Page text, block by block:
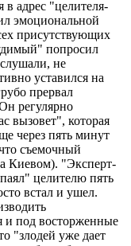
адрес "целителя-
эмоциональной
присутствующих
попросил
не
уставился на
прервал
регулярно
вызовет", которая
через пять минут
съемочный
Киевом). "Эксперт-
целителю пять
встал и ушел.
и под восторженные
"злодей уже дает